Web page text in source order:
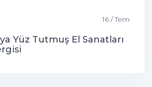
16 / Tem
Yüz Tutmuş El Sanatları